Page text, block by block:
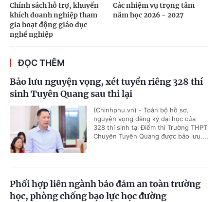
Chính sách hỗ trợ, khuyến
khích doanh nghiệp tham
gia hoạt động giáo dục
nghề nghiệp
Các nhiệm vụ trọng tâm
năm học 2026 - 2027
ĐỌC THÊM
Bảo lưu nguyện vọng, xét tuyển riêng 328 thí
sinh Tuyên Quang sau thi lại
(Chinhphu.vn) - Toàn bộ hồ sơ,
nguyện vọng đăng ký đại học của
328 thí sinh tại Điểm thi Trường THPT
Chuyên Tuyên Quang được bảo lưu....
Phối hợp liên ngành bảo đảm an toàn trường
học, phòng chống bạo lực học đường